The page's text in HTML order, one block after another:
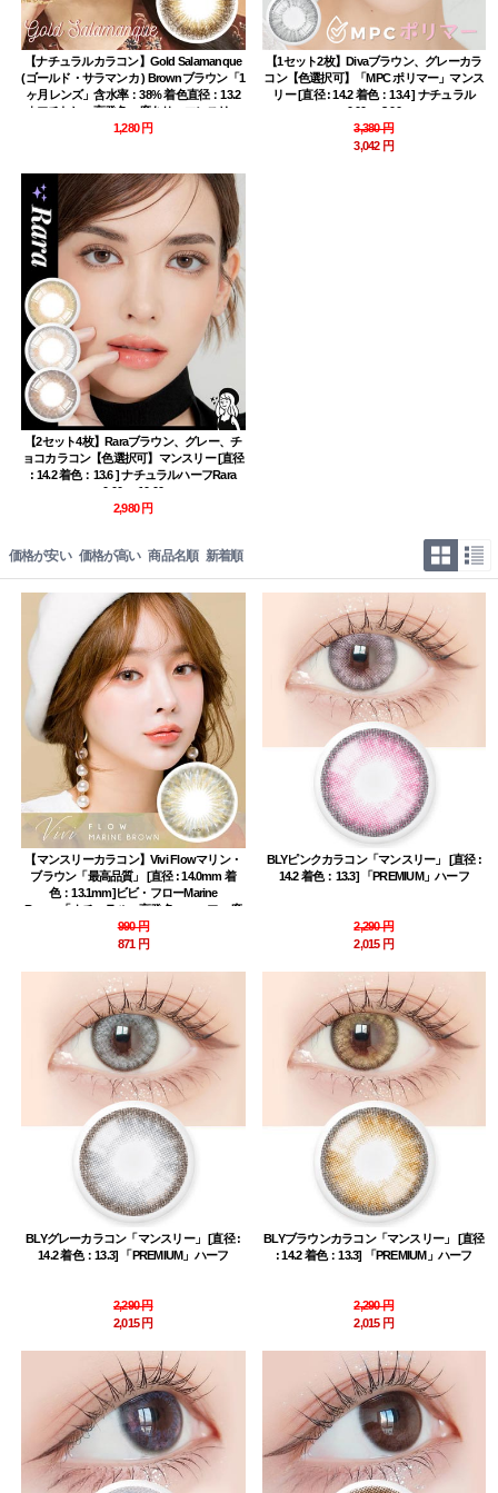
【ナチュラルカラコン】Gold Salamanque
(ゴールド・サラマンカ ) Brownブラウン「1
ヶ月レンズ」含水率：38% 着色直径：13.2
｜フチなし・高発色・度あり・マンスリー
1,280 円
【1セット2枚】Divaブラウン、グレーカラ
コン【色選択可】「MPC ポリマー」マンス
リー [直径 : 14.2 着色：13.4 ] ナチュラル
0.00～-8.00
3,380 円
3,042 円
【2セット4枚】Raraブラウン、グレー、チ
ョコカラコン【色選択可】マンスリー [直径
: 14.2 着色：13.6 ] ナチュラルハーフRara
0.00～-10.00
2,980 円
価格が安い 価格が高い 商品名順 新着順
【マンスリーカラコン】Vivi Flowマリン・
ブラウン「最高品質」 [直径 : 14.0mm 着
色：13.1mm]ビビ・フローMarine
Brown「ナチュラル・高発色・ハーフ」度
あり度なし~-8.00まで
990 円
871 円
BLYピンクカラコン「マンスリー」 [直径 :
14.2 着色：13.3] 「PREMIUM」ハーフ
2,290 円
2,015 円
BLYグレーカラコン「マンスリー」 [直径 :
14.2 着色：13.3] 「PREMIUM」ハーフ
2,290 円
2,015 円
BLYブラウンカラコン「マンスリー」 [直径
: 14.2 着色：13.3] 「PREMIUM」ハーフ
2,290 円
2,015 円